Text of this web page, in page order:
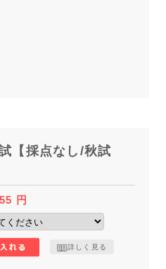
【採点なし/秋試
円
詳しく見る